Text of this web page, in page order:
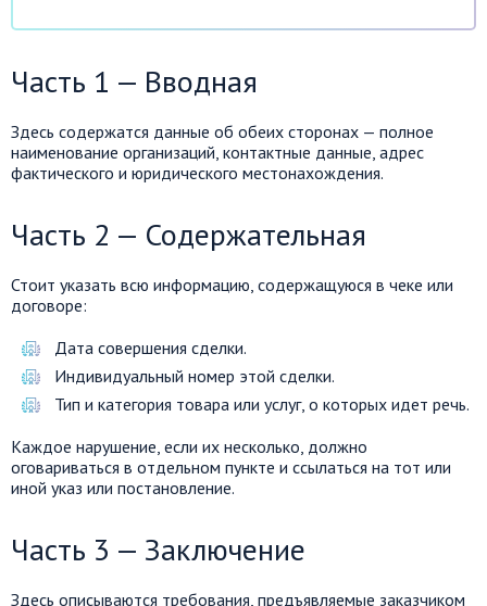
Часть 1 — Вводная
Здесь содержатся данные об обеих сторонах — полное
наименование организаций, контактные данные, адрес
фактического и юридического местонахождения.
Часть 2 — Содержательная
Стоит указать всю информацию, содержащуюся в чеке или
договоре:
Дата совершения сделки.
Индивидуальный номер этой сделки.
Тип и категория товара или услуг, о которых идет речь.
Каждое нарушение, если их несколько, должно
оговариваться в отдельном пункте и ссылаться на тот или
иной указ или постановление.
Часть 3 — Заключение
Здесь описываются требования, предъявляемые заказчиком